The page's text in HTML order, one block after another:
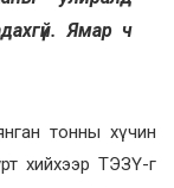
Ямар ч
тонны хүчин
хийхээр ТЭЗҮ-г